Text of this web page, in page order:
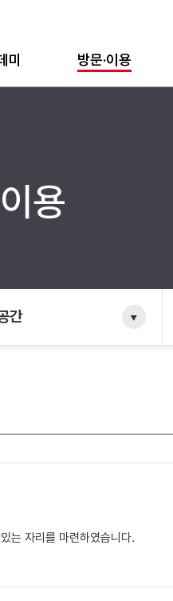
미 방문·이용
용
간
는 자리를 마련하였습니다.